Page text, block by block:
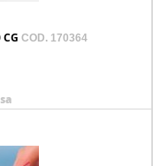
COD. 170364